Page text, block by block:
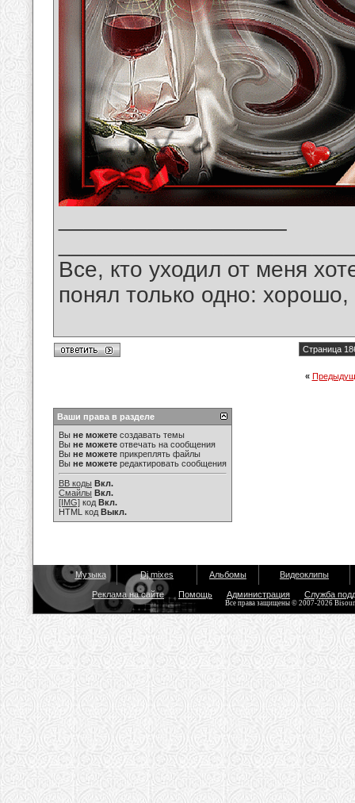
Все, кто уходил от меня
понял только одно:
Страница
«
Ваши права в разделе
Вы не можете создавать темы
Вы не можете отвечать на сообщения
Вы не можете прикреплять файлы
Вы не можете редактировать сообщения
BB коды Вкл.
Смайлы Вкл.
[IMG] код Вкл.
HTML код Выкл.
Музыка Dj mixes Альбомы Видеоклипы
Реклама на сайте Помощь Администрация Служба
Все права защищены © 2007-2026